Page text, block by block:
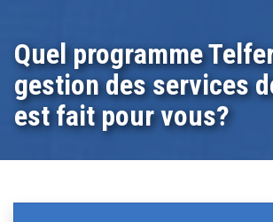
Quel programme
gestion des services
est fait pour vous?